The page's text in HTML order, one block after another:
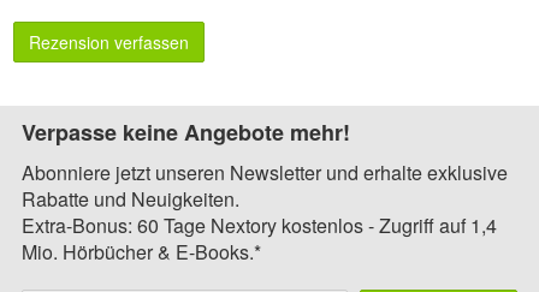
Rezension verfassen
Verpasse keine Angebote mehr!
Abonniere jetzt unseren Newsletter und erhalte exklusive
Rabatte und Neuigkeiten.
Extra-Bonus: 60 Tage Nextory kostenlos - Zugriff auf 1,4
Mio. Hörbücher & E-Books.*